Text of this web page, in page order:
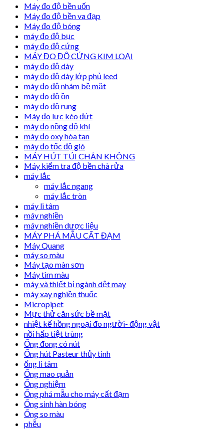
Máy đo độ bền uốn
Máy đo độ bền va đạp
Máy đo độ bóng
máy đo độ bục
máy đo độ cứng
MÁY ĐO ĐỘ CỨNG KIM LOẠI
máy đo độ dày
máy đo độ dày lớp phủ leed
máy đo độ nhám bề mặt
máy đo độ ồn
máy đo độ rung
Máy đo lực kéo đứt
máy đo nồng độ khí
máy đo oxy hòa tan
máy đo tốc độ gió
MÁY HÚT TÚI CHÂN KHÔNG
Máy kiểm tra độ bền chà rửa
máy lắc
máy lắc ngang
máy lắc tròn
máy li tâm
máy nghiền
máy nghiền dược liệu
MÁY PHÁ MẪU CẤT ĐẠM
Máy Quang
máy so màu
Máy tạo màn sơn
Máy tìm màu
máy và thiết bị ngành dệt may
máy xay nghiền thuốc
Micropipet
Mực thử căn sức bề mặt
nhiệt kế hồng ngoại đo người- động vật
nồi hấp tiệt trùng
Ống đong có nút
Ống hút Pasteur thủy tinh
ống li tâm
Ống mao quản
Ống nghiệm
Ống phá mẫu cho máy cất đạm
Ống sinh hàn bóng
Ống so màu
phễu